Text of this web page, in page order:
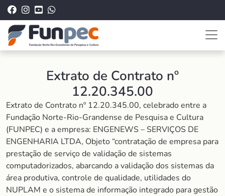
Extrato de Contrato nº
12.20.345.00
Extrato de Contrato nº 12.20.345.00, celebrado entre a
Fundação Norte-Rio-Grandense de Pesquisa e Cultura
(FUNPEC) e a empresa: ENGENEWS – SERVIÇOS DE
ENGENHARIA LTDA, Objeto “contratação de empresa para
prestação de serviço de validação de sistemas
computadorizados, abarcando a validação dos sistemas da
área produtiva, controle de qualidade, utilidades do
NUPLAM e o sistema de informação integrado para gestão